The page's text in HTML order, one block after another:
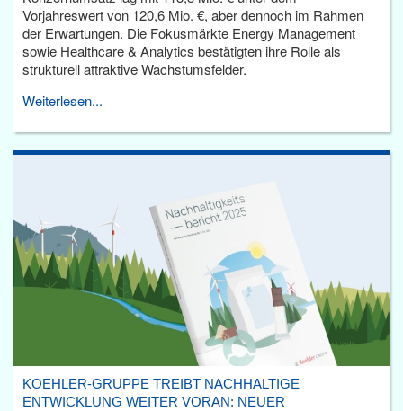
Vorjahreswert von 120,6 Mio. €, aber dennoch im Rahmen
der Erwartungen. Die Fokusmärkte Energy Management
sowie Healthcare & Analytics bestätigten ihre Rolle als
strukturell attraktive Wachstumsfelder.
Weiterlesen...
KOEHLER-GRUPPE TREIBT NACHHALTIGE
ENTWICKLUNG WEITER VORAN: NEUER